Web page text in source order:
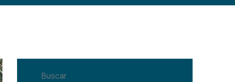
Buscar